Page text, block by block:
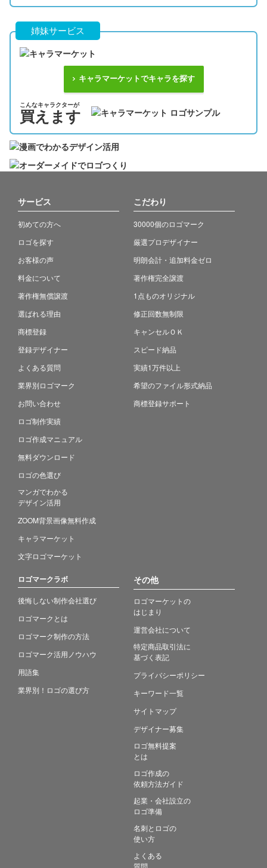
姉妹サービス
キャラマーケットでキャラを探す
こんなキャラクターが
買えます
サービス
初めての方へ
ロゴを探す
お客様の声
料金について
著作権無償譲渡
選ばれる理由
商標登録
登録デザイナー
よくある質問
業界別ロゴマーク
お問い合わせ
ロゴ制作実績
ロゴ作成マニュアル
無料ダウンロード
ロゴの色選び
マンガでわかる
デザイン活用
ZOOM背景画像無料作成
キャラマーケット
文字ロゴマーケット
こだわり
30000個のロゴマーク
厳選プロデザイナー
明朗会計・追加料金ゼロ
著作権完全譲渡
1点ものオリジナル
修正回数無制限
キャンセルＯＫ
スピード納品
実績1万件以上
希望のファイル形式納品
商標登録サポート
ロゴマークラボ
後悔しない制作会社選び
ロゴマークとは
ロゴマーク制作の方法
ロゴマーク活用ノウハウ
用語集
業界別！ロゴの選び方
その他
ロゴマーケットの
はじまり
運営会社について
特定商品取引法に
基づく表記
プライバシーポリシー
キーワード一覧
サイトマップ
デザイナー募集
ロゴ無料提案
とは
ロゴ作成の
依頼方法ガイド
起業・会社設立の
ロゴ準備
名刺とロゴの
使い方
よくある
質問